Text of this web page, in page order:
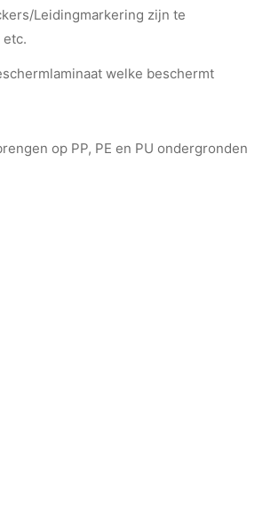
Leidingmarkering zijn te
welke beschermt
op PP, PE en PU ondergronden